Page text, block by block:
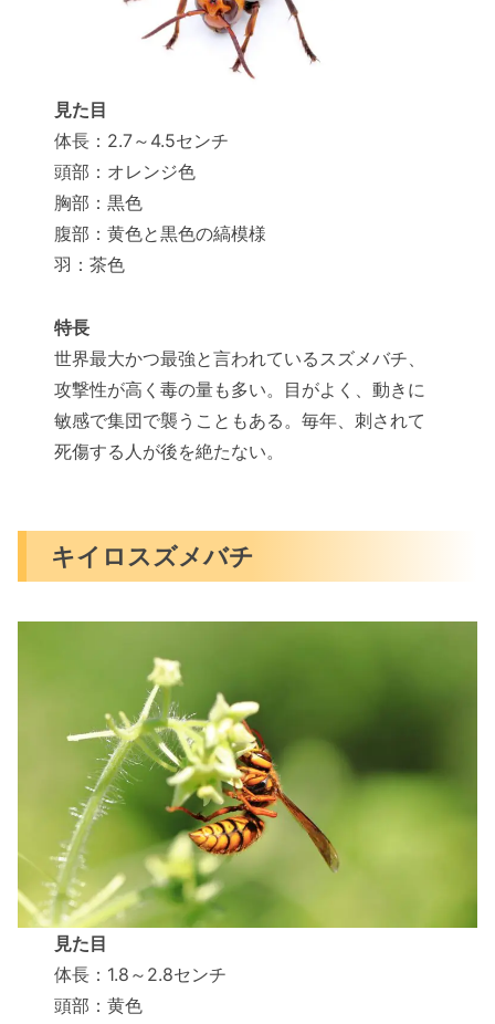
見た目
体長：2.7～4.5センチ
頭部：オレンジ色
胸部：黒色
腹部：黄色と黒色の縞模様
羽：茶色
特長
世界最大かつ最強と言われているスズメバチ、
攻撃性が高く毒の量も多い。目がよく、動きに
敏感で集団で襲うこともある。毎年、刺されて
死傷する人が後を絶たない。
キイロスズメバチ
見た目
体長：1.8～2.8センチ
頭部：黄色